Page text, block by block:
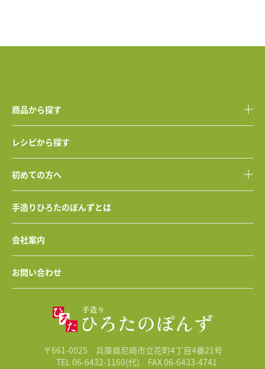
商品から探す
レシピから探す
初めての方へ
手造りひろたのぽんずとは
会社案内
お問い合わせ
〒661-0025 兵庫県尼崎市立花町4丁目4番21号
TEL 06-6432-1160(代)
FAX 06-6433-4741